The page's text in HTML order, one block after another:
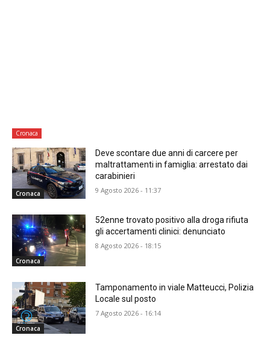
Cronaca
Cronaca
Deve scontare due anni di carcere per
maltrattamenti in famiglia: arrestato dai
carabinieri
9 Agosto 2026 - 11:37
Cronaca
52enne trovato positivo alla droga rifiuta
gli accertamenti clinici: denunciato
8 Agosto 2026 - 18:15
Cronaca
Tamponamento in viale Matteucci, Polizia
Locale sul posto
7 Agosto 2026 - 16:14